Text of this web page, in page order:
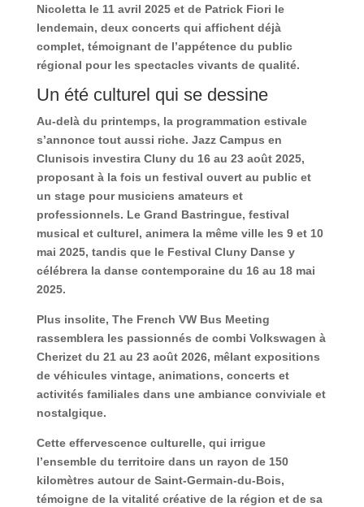
Nicoletta le 11 avril 2025 et de Patrick Fiori le
lendemain, deux concerts qui affichent déjà
complet, témoignant de l’appétence du public
régional pour les spectacles vivants de qualité.
Un été culturel qui se dessine
Au-delà du printemps, la programmation estivale
s’annonce tout aussi riche. Jazz Campus en
Clunisois investira Cluny du 16 au 23 août 2025,
proposant à la fois un festival ouvert au public et
un stage pour musiciens amateurs et
professionnels. Le Grand Bastringue, festival
musical et culturel, animera la même ville les 9 et 10
mai 2025, tandis que le Festival Cluny Danse y
célébrera la danse contemporaine du 16 au 18 mai
2025.
Plus insolite, The French VW Bus Meeting
rassemblera les passionnés de combi Volkswagen à
Cherizet du 21 au 23 août 2026, mêlant expositions
de véhicules vintage, animations, concerts et
activités familiales dans une ambiance conviviale et
nostalgique.
Cette effervescence culturelle, qui irrigue
l’ensemble du territoire dans un rayon de 150
kilomètres autour de Saint-Germain-du-Bois,
témoigne de la vitalité créative de la région et de sa